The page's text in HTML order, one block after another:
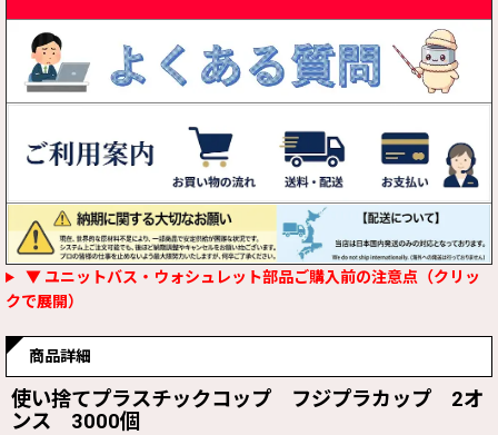
▼ ユニットバス・ウォシュレット部品ご購入前の注意点（クリッ
クで展開）
商品詳細
使い捨てプラスチックコップ フジプラカップ 2オ
ンス 3000個